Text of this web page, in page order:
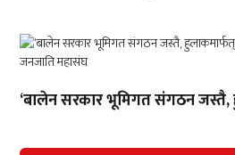
‘बालेन सरकार भूमिगत संगठन जस्तै,